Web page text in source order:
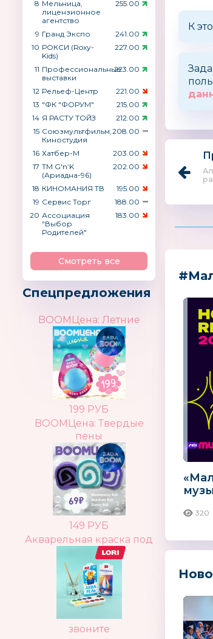
8 Мельница,
лицензионное
агентство
255.00
9 Гранд Экспо
241.00
10 РОКСИ (Roxy-
Kids)
227.00
11 Профессиональные
выставки
223.00
12 Рельеф-Центр
221.00
13 "ФК "ФОРУМ"
215.00
14 Я РАСТУ ТОЙЗ
212.00
15 Союзмультфильм,
Киностудия
208.00
16 Хатбер-М
203.00
17 ТМ G′n’K
(Ариадна-96)
202.00
18 КИНОМАНИЯ ТВ
195.00
19 Сервис Торг
188.00
20 Ассоциация
"Выбор
Родителей"
183.00
Смотреть все
Спецпредложения
BOOMЦена: Летние
199 РУБ
BOOMЦена: Твердые
пены
149 РУБ
Акварельная краска под
звоните
К
320